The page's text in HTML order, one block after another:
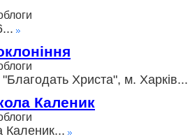
Христа", м. Харків...
Каленик
Каленик...